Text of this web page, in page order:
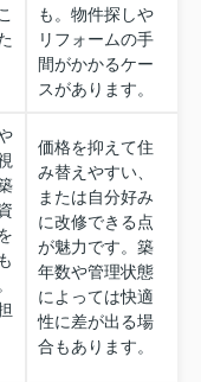
も。物件探しや
リフォームの手
間がかかるケー
スがあります。
価格を抑えて住
み替えやすい、
または自分好み
に改修できる点
が魅力です。築
年数や管理状態
によっては快適
性に差が出る場
合もあります。